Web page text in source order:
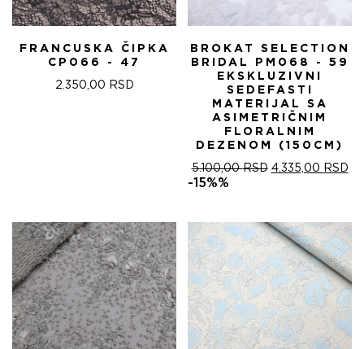
FRANCUSKA ČIPKA
CP066 - 47
2.350,00 RSD
BROKAT SELECTION
BRIDAL PM068 - 59
EKSKLUZIVNI
SEDEFASTI
MATERIJAL SA
ASIMETRIČNIM
FLORALNIM
DEZENOM (150CM)
5.100,00RSD ОРИГИНАЛНА
5.100,00 RSD.
4.335,00 RSD
-15%%